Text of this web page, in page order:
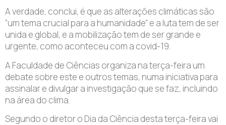
A verdade, conclui, é que as alterações climáticas são
“um tema crucial para a humanidade” e a luta tem de ser
unida e global, e a mobilização tem de ser grande e
urgente, como aconteceu com a covid-19.
A Faculdade de Ciências organiza na terça-feira um
debate sobre este e outros temas, numa iniciativa para
assinalar e divulgar a investigação que se faz, incluindo
na área do clima.
Segundo o diretor o Dia da Ciência desta terça-feira vai